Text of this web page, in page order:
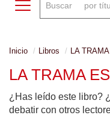
Toggle navigation
Inicio Libros LA
LA TRAMA
¿Has leído este libro?
debatir con otros